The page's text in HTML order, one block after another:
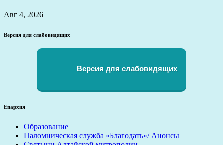
Авг 4, 2026
Версия для слабовидящих
Версия для слабовидящих
Епархия
Образование
Паломническая служба «Благодать»/ Анонсы